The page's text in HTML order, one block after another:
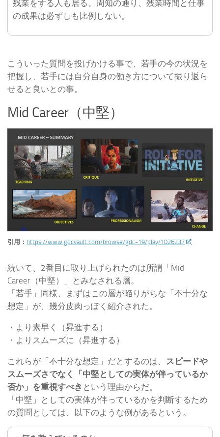
残業をする人も居る。周知の通り、残業時間と仕事
の成果は必ずしも比例しない。
こういった質問を投げかける事で、若手の今の状況を
把握し、若手には自分自身の働き方について振り返ら
せると良いとの事。
Mid Career（中堅）
引用： https://www.gdcvault.com/browse/gdc-19/play/1026237
続いて、2番目に取り上げられたのは所謂「Mid
Career（中堅）」とみなされる層。
「若手」同様、まずはこの層が陥りがちな「不十分な
想定」が、幾分皮肉っぽく紹介された。
・より素早く（昇進する）
・よりスムーズに（昇進する）
これらが「不十分な想定」だとするのは、 スピードや
スムーズさでなく「中堅としての実体が伴っているか
否か」を重視すべき という理由からだ。
「中堅」としての実体が伴っているかを判断するため
の質問としては、以下のような例があるという。